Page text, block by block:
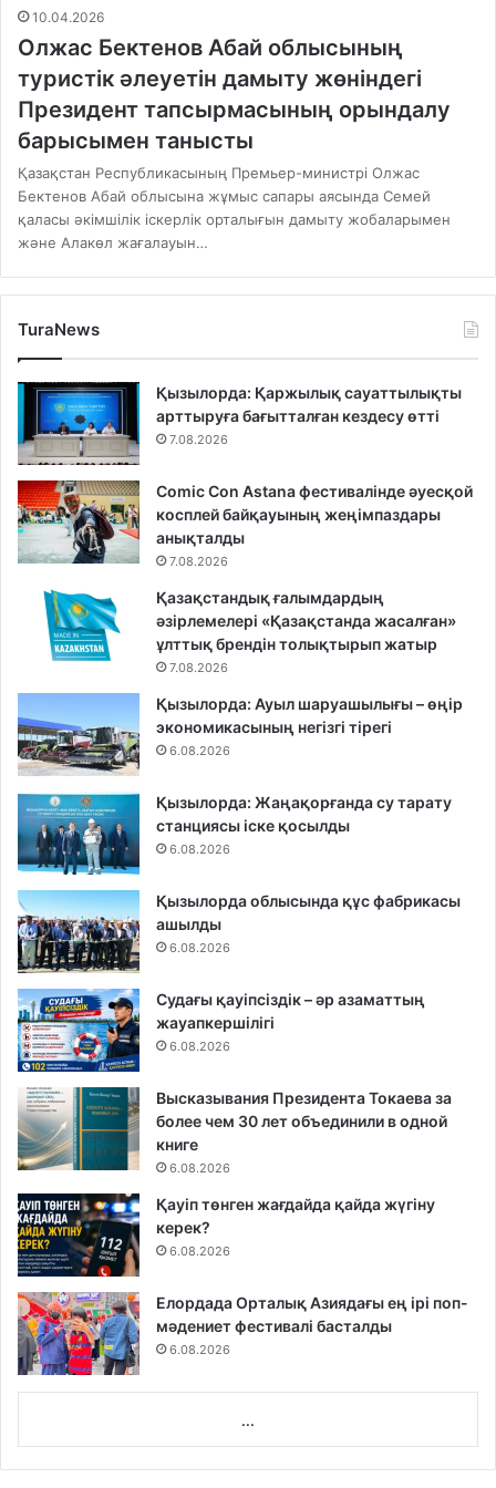
10.04.2026
Олжас Бектенов Абай облысының
туристік әлеуетін дамыту жөніндегі
Президент тапсырмасының орындалу
барысымен танысты
Қазақстан Республикасының Премьер-министрі Олжас
Бектенов Абай облысына жұмыс сапары аясында Семей
қаласы әкімшілік іскерлік орталығын дамыту жобаларымен
және Алакөл жағалауын…
TuraNews
Қызылорда: Қаржылық сауаттылықты
арттыруға бағытталған кездесу өтті
7.08.2026
Comic Con Astana фестивалінде әуесқой
косплей байқауының жеңімпаздары
анықталды
7.08.2026
Қазақстандық ғалымдардың
әзірлемелері «Қазақстанда жасалған»
ұлттық брендін толықтырып жатыр
7.08.2026
Қызылорда: Ауыл шаруашылығы – өңір
экономикасының негізгі тірегі
6.08.2026
Қызылорда: Жаңақорғанда су тарату
станциясы іске қосылды
6.08.2026
Қызылорда облысында құс фабрикасы
ашылды
6.08.2026
Судағы қауіпсіздік – әр азаматтың
жауапкершілігі
6.08.2026
Высказывания Президента Токаева за
более чем 30 лет объединили в одной
книге
6.08.2026
Қауіп төнген жағдайда қайда жүгіну
керек?
6.08.2026
Елордада Орталық Азиядағы ең ірі поп-
мәдениет фестивалі басталды
6.08.2026
...